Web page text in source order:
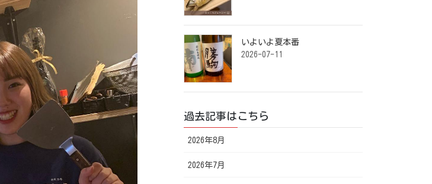
いよいよ夏本番️ ⁡
2026-07-11
過去記事はこちら
2026年8月
2026年7月